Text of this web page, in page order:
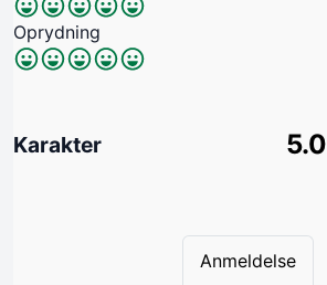
Oprydning
Karakter 5.0
Anmeldelse